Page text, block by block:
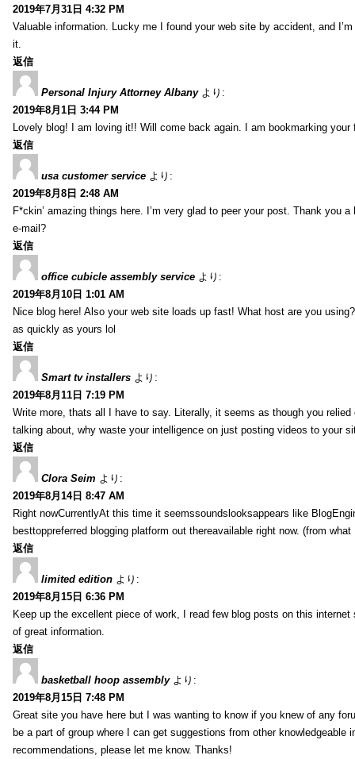
2019年7月31日 4:32 PM
Valuable information. Lucky me I found your web site by accident, and
it.
返信
Personal Injury Attorney Albany より:
2019年8月1日 3:44 PM
Lovely blog! I am loving it!! Will come back again. I am bookmarking your
返信
usa customer service より:
2019年8月8日 2:48 AM
F*ckin’ amazing things here. I’m very glad to peer your post. Thank you
e-mail?
返信
office cubicle assembly service より:
2019年8月10日 1:01 AM
Nice blog here! Also your web site loads up fast! What host are you
as quickly as yours lol
返信
Smart tv installers より:
2019年8月11日 7:19 PM
Write more, thats all I have to say. Literally, it seems as though you
talking about, why waste your intelligence on just posting videos to your
返信
Clora Seim より:
2019年8月14日 8:47 AM
Right nowCurrentlyAt this time it seemssoundslooksappears like
besttoppreferred blogging platform out thereavailable right now. (from
返信
limited edition より:
2019年8月15日 6:36 PM
Keep up the excellent piece of work, I read few blog posts on this
of great information.
返信
basketball hoop assembly より:
2019年8月15日 7:48 PM
Great site you have here but I was wanting to know if you knew of any
be a part of group where I can get suggestions from other
recommendations, please let me know. Thanks!